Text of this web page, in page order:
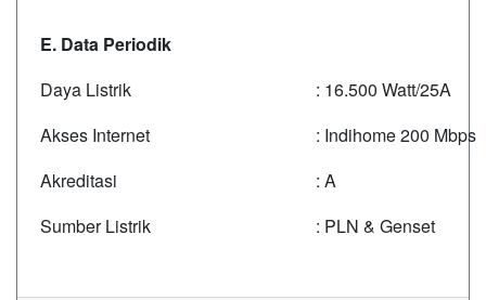
E. Data Periodik
Daya Listrik
: 16.500 Watt/25A
Akses Internet
: Indihome 200 Mbps
Akreditasi
: A
Sumber Listrik
: PLN & Genset